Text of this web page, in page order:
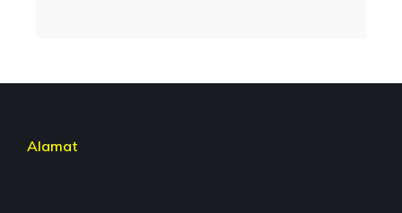
Alamat